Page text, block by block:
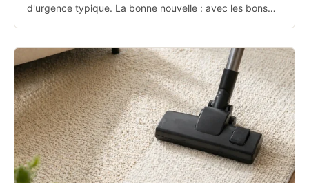
d'urgence typique. La bonne nouvelle : avec les bons…